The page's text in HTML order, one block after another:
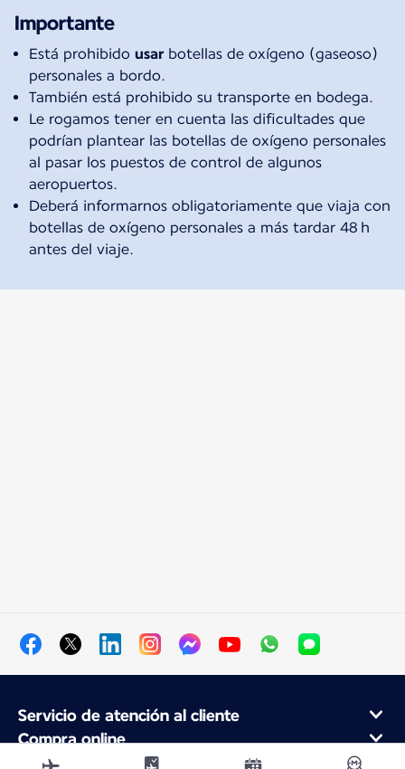
Importante
Está prohibido usarbotellas de oxígeno (gaseoso)
personales a bordo.
También está prohibido su transporte en bodega.
Le rogamos tener en cuenta las dificultades que
podrían plantear las botellas de oxígeno personales
al pasar los puestos de control de algunos
aeropuertos.
Deberá informarnos obligatoriamente que viaja con
botellas de oxígeno personales a más tardar 48 h
antes del viaje.
Servicio de atención al cliente
Compra online
Programa de fidelidad y socios